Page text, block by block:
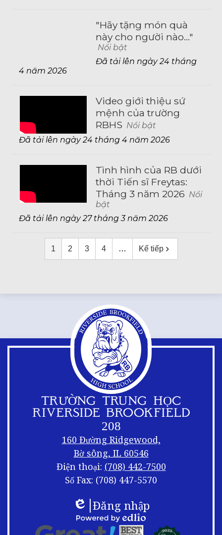
"Hãy tặng món quà
này cho người nào..."
Nổi bật
Đã tải lên ngày 24 tháng
4 năm 2026
Video giới thiệu sứ
mệnh của trường
RBHS Nổi bật
Đã tải lên ngày 24 tháng 4 năm 2026
Tình hình của RB dưới
thời Tiến sĩ Freytas:
Tháng 3 năm 2026 Nổi
bật
Đã tải lên ngày 27 tháng 3 năm 2026
1 2 3 4 … Kế tiếp
TRƯỜNG TRUNG HỌC
RIVERSIDE BROOKFIELD
208
160 Đường Ridgewood,
Bờ sông, IL 60546
Điện thoại: (708) 442-7500
Số Fax: (708) 447-5570
kết
chân
trang
trộn
Edlio
Đăng nhập
Được
Logo